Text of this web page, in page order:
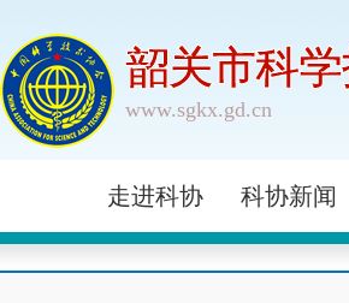
韶关市科
www.sgkx.gd.cn
走进科协 科协新闻